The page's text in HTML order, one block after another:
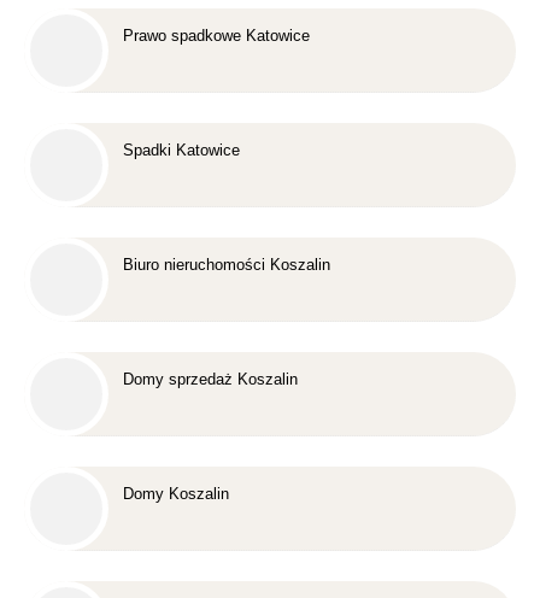
Prawo spadkowe Katowice
Spadki Katowice
Biuro nieruchomości Koszalin
Domy sprzedaż Koszalin
Domy Koszalin